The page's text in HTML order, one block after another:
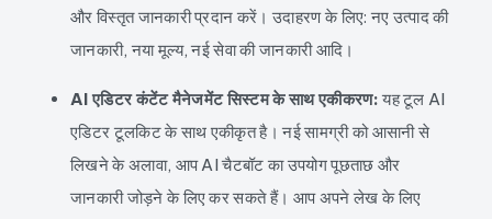
और विस्तृत जानकारी प्रदान करें। उदाहरण के लिए: नए उत्पाद की
जानकारी, नया मूल्य, नई सेवा की जानकारी आदि।
AI एडिटर कंटेंट मैनेजमेंट सिस्टम के साथ एकीकरण:यह टूल AI
एडिटर टूलकिट के साथ एकीकृत है। नई सामग्री को आसानी से
लिखने के अलावा, आप AI चैटबॉट का उपयोग पूछताछ और
जानकारी जोड़ने के लिए कर सकते हैं। आप अपने लेख के लिए